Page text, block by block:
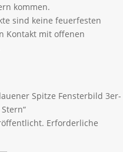
kommen.
sind keine feuerfesten
Kontakt mit offenen
Spitze Fensterbild 3er-
Erforderliche